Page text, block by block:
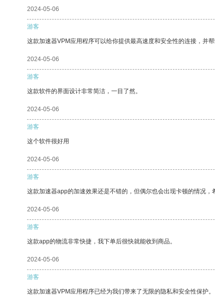
2024-05-06
游客
这款加速器VPM应用程序可以给你提供最高速度和安全性的连接，并帮
2024-05-06
游客
这款软件的界面设计非常简洁，一目了然。
2024-05-06
游客
这个软件很好用
2024-05-06
游客
这款加速器app的加速效果还是不错的，但偶尔也会出现卡顿的情况，
2024-05-06
游客
这款app的物流非常快捷，我下单后很快就能收到商品。
2024-05-06
游客
这款加速器VPM应用程序已经为我们带来了无限的隐私和安全性保护。